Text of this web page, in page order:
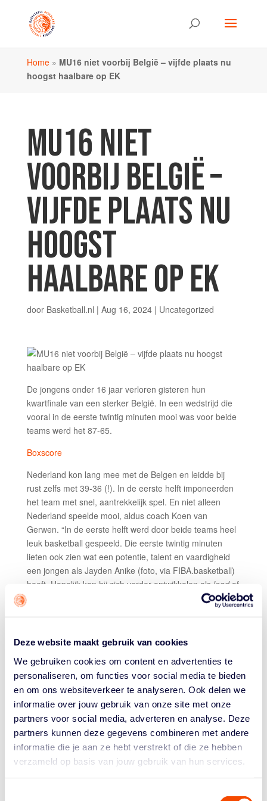
Deze website maakt gebruik van cookies
We gebruiken cookies om content en advertenties te
personaliseren, om functies voor social media te bieden
en om ons websiteverkeer te analyseren. Ook delen we
informatie over jouw gebruik van onze site met onze
partners voor social media, adverteren en analyse. Deze
partners kunnen deze gegevens combineren met andere
informatie die je aan ze hebt verstrekt of die ze hebben
verzameld op basis van jouw gebruik van hun services.
Home» MU16 niet voorbij België – vijfde plaats nu
hoogst haalbare op EK
MU16 NIET
VOORBIJ BELGIË –
VIJFDE PLAATS NU
HOOGST
HAALBARE OP EK
door Basketball.nl | Aug 16, 2024| Uncategorized
De jongens onder 16 jaar verloren gisteren hun
kwartfinale van een sterker België. In een wedstrijd die
vooral in de eerste twintig minuten mooi was voor beide
teams werd het 87-65.
Boxscore
Nederland kon lang mee met de Belgen en leidde bij
rust zelfs met 39-36 (!). In de eerste helft imponeerden
het team met snel, aantrekkelijk spel. En niet alleen
Nederland speelde mooi, aldus coach Koen van
Gerwen. “In de eerste helft werd door beide teams heel
leuk basketball gespeeld. Die eerste twintig minuten
lieten ook zien wat een potentie, talent en vaardigheid
een jongen als Jayden Anike (foto, via FIBA.basketball)
heeft. Hopelijk kan hij zich verder ontwikkelen als leadof
combo
Anike stond in de fik, in de eerste helft. Bij de pauze
rebounds en 3 assists eindigen. Hij kreeg uiteindelijk te
weinig hulp in de aanval, terwijl de Belgenon offense
juist niet te stoppen waren. Ze schoten meer dan 50
procent van hun drietjes raak, noteerden als team 25
assists en ook hetoverallfieldgoalpercentage was
keurig.
Het derde kwart van de Belgen was een clinic. Binnen
een paar minuten bogen de zuiderburen een kleine
achterstand om in een niet te overbruggen gat. Ze
zouden het kwart met 7 (op 10) drietjes eindigen om